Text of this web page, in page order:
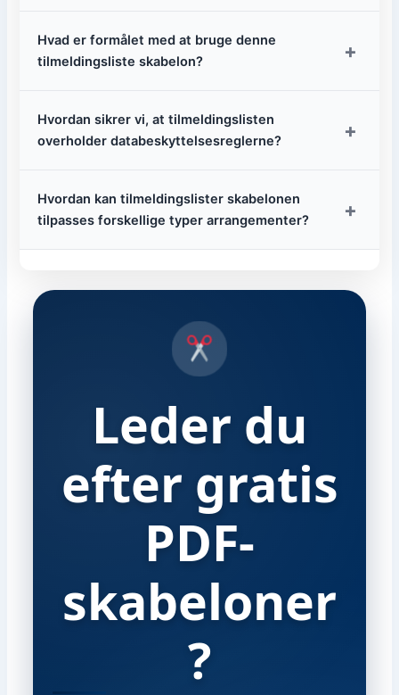
Hvad er formålet med at bruge denne
tilmeldingsliste skabelon?
+
Hvordan sikrer vi, at tilmeldingslisten
overholder databeskyttelsesreglerne?
+
Hvordan kan tilmeldingslister skabelonen
tilpasses forskellige typer arrangementer?
+
Leder du
efter gratis
PDF-
skabeloner
?